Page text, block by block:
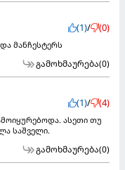
(1)/ (0)
მანჩესტერს
გამოხმაურება(0)
(1)/ (4)
ასეთი თუ
საშველი.
გამოხმაურება(0)